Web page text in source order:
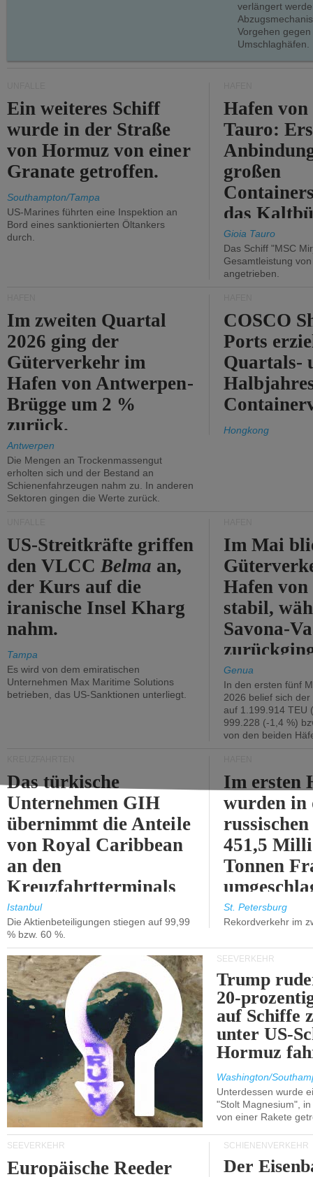
verlängert
Vorgehen
Umschlaghäfen.
Ein weiteres Schiff
wurde in der Straße
von Hormuz von einer
Granate getroffen.
Southampton/Tampa
US-Marines führten eine Inspektion an
Bord eines sanktionierten Öltankers
durch.
Hafen
Tauro:
großen
das
Gioia Tauro
Das Schiff "MSC
Gesamtleistung
angetrieben.
Im zweiten Quartal
2026 ging der
Güterverkehr im
Hafen von Antwerpen-
Brügge um 2 %
zurück.
Antwerpen
Die Mengen an Trockenmassengut
erholten sich und der Bestand an
Schienenfahrzeugen nahm zu. In anderen
Sektoren gingen die Werte zurück.
COSCO
Ports
Quartals-
Hongkong
US-Streitkräfte griffen
den VLCCBelma an,
der Kurs auf die
iranische Insel Kharg
nahm.
Tampa
Es wird von dem emiratischen
Unternehmen Max Maritime Solutions
betrieben, das US-Sanktionen unterliegt.
Im Mai
Hafen von
stabil,
Savona-
Genua
In den ersten fünf
2026 belief sich
auf 1.199.914 TEU
999.228 (-1,4 %)
von den beiden
Das türkische
Unternehmen GIH
übernimmt die Anteile
von Royal Caribbean
an den
Kreuzfahrtterminals
in Kusadasi und
Lissabon.
Istanbul
Die Aktienbeteiligungen stiegen auf 99,99
% bzw. 60 %.
Im ersten
wurden in
451,5
Tonnen
%).
St. Petersburg
Rekordverkehr im
SEEVERKEHR
Trump
20-
auf Schiffe
unter US-
Hormuz
Washington/
Unterdessen wurde
"Stolt Magnesium",
von einer Rakete
SEEVERKEHR
Europäische Reeder
SCHIENENVERKEHR
Der